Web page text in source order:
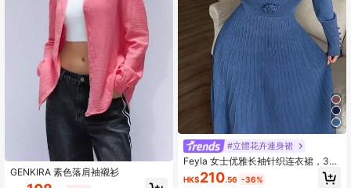
GENKIRA 素色落肩袖襯衫
#立體花卉連身裙
Feyla 女士优雅长袖针织连衣裙，3D
花卉伞形图案，秋季
HK$210.56 -36%